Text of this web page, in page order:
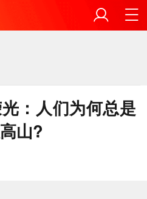
：人们为何总是
山?